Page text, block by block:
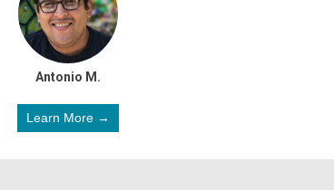
Antonio M.
Learn More →